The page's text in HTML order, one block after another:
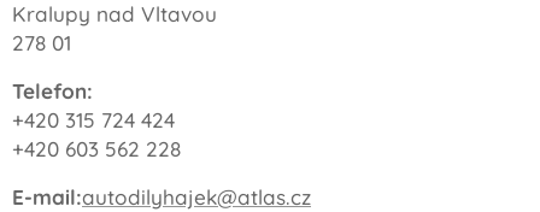
Kralupy nad Vltavou
278 01
Telefon:
+420 315 724 424
+420 603 562 228
E-mail:autodilyhajek@atlas.cz